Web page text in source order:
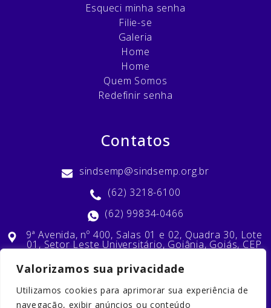
Valorizamos sua privacidade
Utilizamos cookies para aprimorar sua experiência de
navegação, exibir anúncios ou conteúdo
Esqueci minha senha
Filie-se
Galeria
Home
Home
Quem Somos
Redefinir senha
Contatos
sindsemp@sindsemp.org.br
(62) 3218-6100
(62) 99834-0466
9ª Avenida, nº 400, Salas 01 e 02, Quadra 30, Lote
01, Setor Leste Universitário, Goiânia, Goiás, CEP